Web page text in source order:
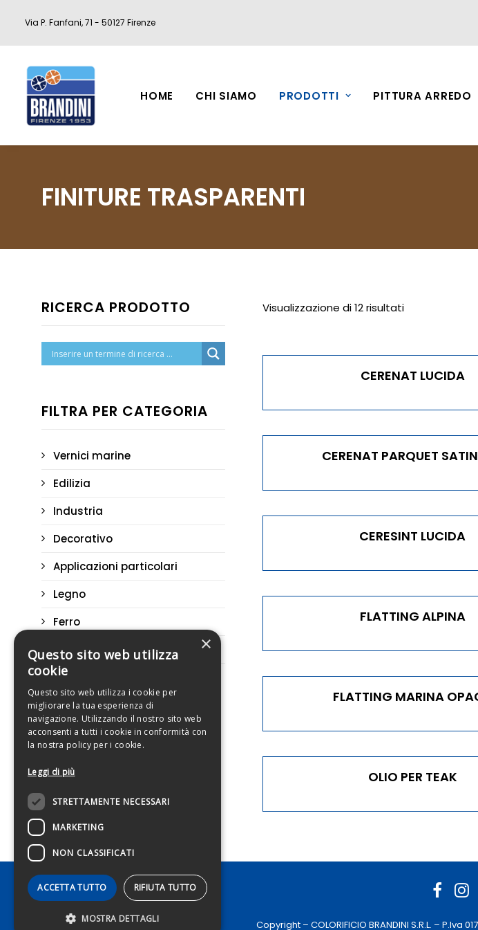
Via P. Fanfani, 71 - 50127 Firenze
HOME CHI SIAMO PRODOTTI PITTURA ARREDO
FINITURE TRASPARENTI
RICERCA PRODOTTO
FILTRA PER CATEGORIA
Vernici marine
Edilizia
Industria
Decorativo
Applicazioni particolari
Legno
Ferro
Lamiera zincata
Visualizzazione di 12 risultati
CERENAT LUCIDA
CERENAT PARQUET
CERESINT LUCIDA
FLATTING ALPINA
FLATTING MARINA
OLIO PER TEAK
Copyright – COLORIFICIO BRANDINI S.R.L. – P.Iva
×
Questo sito web utilizza
cookie
Questo sito web utilizza i cookie per
migliorare la tua esperienza di
navigazione. Utilizzando il nostro sito web
acconsenti a tutti i cookie in conformità con
la nostra policy per i cookie.
Leggi di più
STRETTAMENTE NECESSARI
MARKETING
NON CLASSIFICATI
ACCETTA TUTTO RIFIUTA TUTTO
MOSTRA DETTAGLI